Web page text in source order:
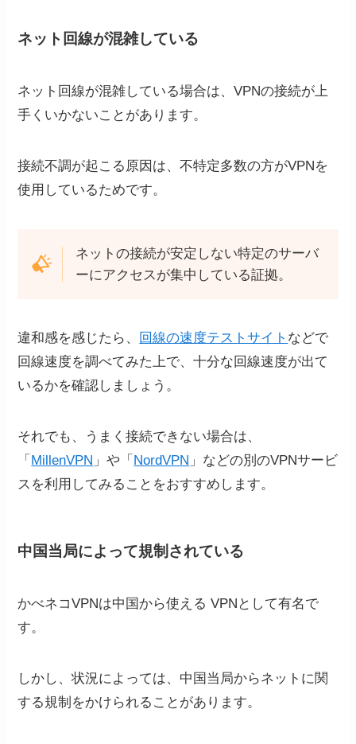
ネット回線が混雑している
ネット回線が混雑している場合は、VPNの接続が上
手くいかないことがあります。
接続不調が起こる原因は、不特定多数の方がVPNを
使用しているためです。
ネットの接続が安定しない特定のサーバ
ーにアクセスが集中している証拠。
違和感を感じたら、 回線の速度テストサイト などで
回線速度を調べてみた上で、十分な回線速度が出て
いるかを確認しましょう。
それでも、うまく接続できない場合は、
「 MillenVPN 」や「 NordVPN 」などの別のVPNサービ
スを利用してみることをおすすめします。
中国当局によって規制されている
かべネコVPNは中国から使える VPNとして有名で
す。
しかし、状況によっては、中国当局からネットに関
する規制をかけられることがあります。